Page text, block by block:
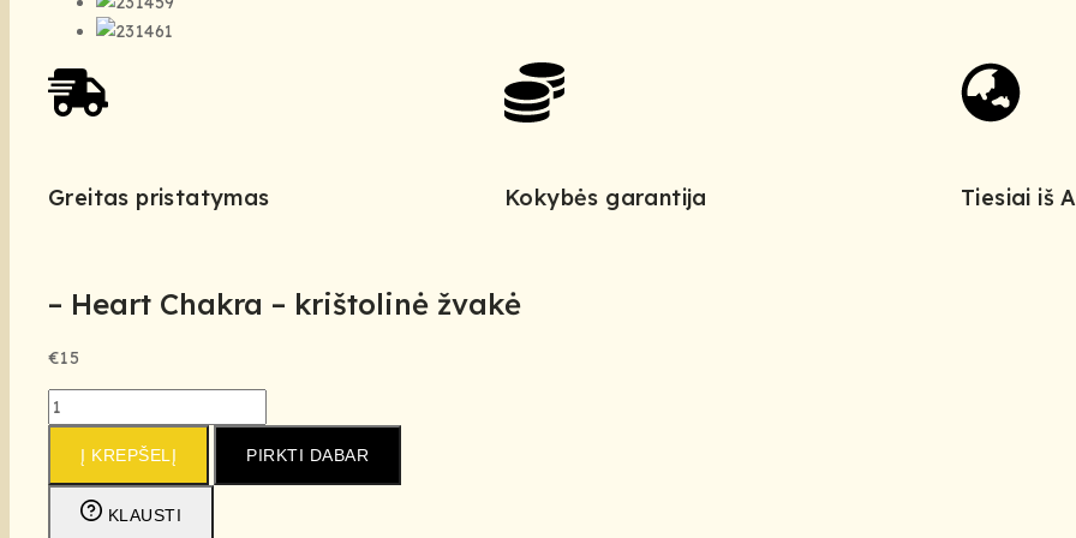
Greitas pristatymas Kokybės garantija Tiesiai iš
– Heart Chakra – krištolinė žvakė
€15
Į KREPŠELĮ PIRKTI DABAR
KLAUSTI